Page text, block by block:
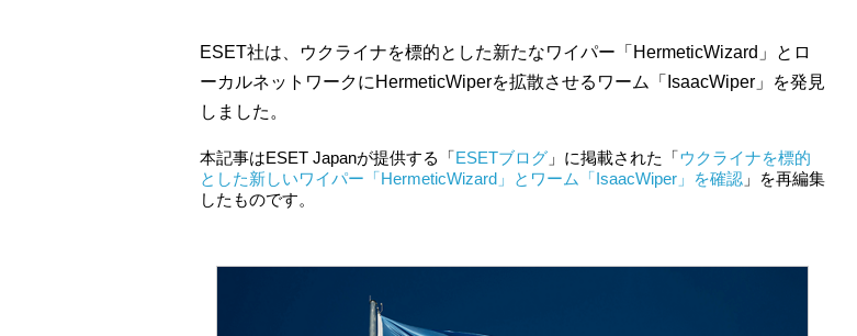
ESET社は、ウクライナを標的とした新たなワイパー「HermeticWizard」とロ
ーカルネットワークにHermeticWiperを拡散させるワーム「IsaacWiper」を発見
しました。
本記事はESET Japanが提供する「ESETブログ 」に掲載された「ウクライナを標的
とした新しいワイパー「HermeticWizard」とワーム「IsaacWiper」を確認 」を再編集
したものです。